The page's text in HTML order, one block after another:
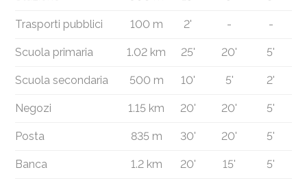
Trasporti pubblici 100 m 2' - -
Scuola primaria 1.02 km 25' 20' 5'
Scuola secondaria 500 m 10' 5' 2'
Negozi 1.15 km 20' 20' 5'
Posta 835 m 30' 20' 5'
Banca 1.2 km 20' 15' 5'